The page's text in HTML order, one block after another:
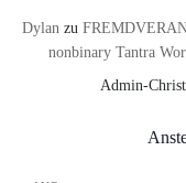
Dylanzu
nonbinary Tantra
Admin-